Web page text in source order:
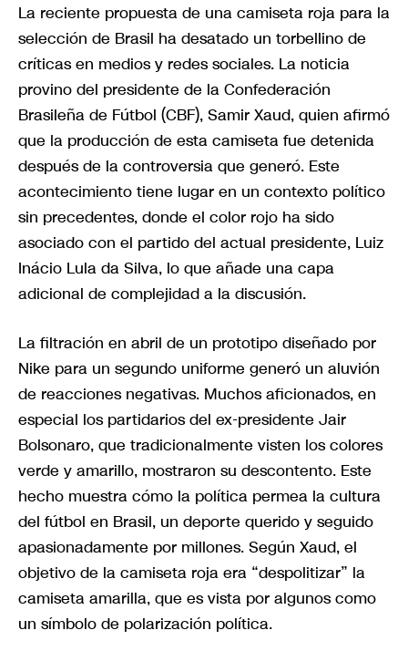
La reciente propuesta de una camiseta roja para la
selección de Brasil ha desatado un torbellino de
críticas en medios y redes sociales. La noticia
provino del presidente de la Confederación
Brasileña de Fútbol (CBF), Samir Xaud, quien afirmó
que la producción de esta camiseta fue detenida
después de la controversia que generó. Este
acontecimiento tiene lugar en un contexto político
sin precedentes, donde el color rojo ha sido
asociado con el partido del actual presidente, Luiz
Inácio Lula da Silva, lo que añade una capa
adicional de complejidad a la discusión.
La filtración en abril de un prototipo diseñado por
Nike para un segundo uniforme generó un aluvión
de reacciones negativas. Muchos aficionados, en
especial los partidarios del ex-presidente Jair
Bolsonaro, que tradicionalmente visten los colores
verde y amarillo, mostraron su descontento. Este
hecho muestra cómo la política permea la cultura
del fútbol en Brasil, un deporte querido y seguido
apasionadamente por millones. Según Xaud, el
objetivo de la camiseta roja era “despolitizar” la
camiseta amarilla, que es vista por algunos como
un símbolo de polarización política.